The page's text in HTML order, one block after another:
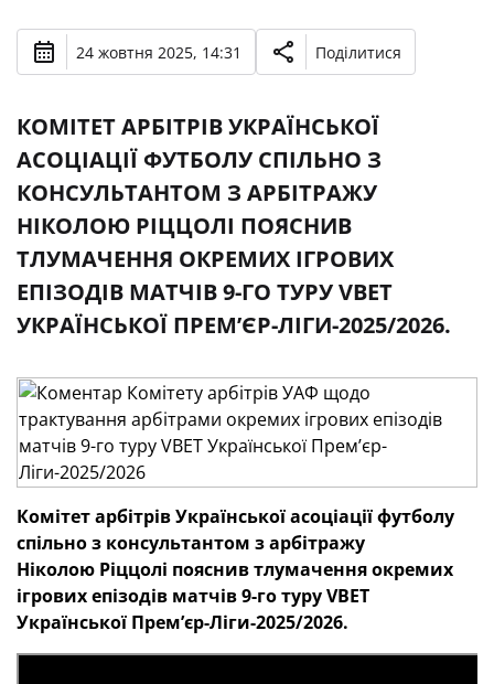
24 жовтня 2025, 14:31 Поділитися
КОМІТЕТ АРБІТРІВ УКРАЇНСЬКОЇ
АСОЦІАЦІЇ ФУТБОЛУ СПІЛЬНО З
КОНСУЛЬТАНТОМ З АРБІТРАЖУ
НІКОЛОЮ РІЦЦОЛІ ПОЯСНИВ
ТЛУМАЧЕННЯ ОКРЕМИХ ІГРОВИХ
ЕПІЗОДІВ МАТЧІВ 9-ГО ТУРУ VBET
УКРАЇНСЬКОЇ ПРЕМʼЄР-ЛІГИ-2025/2026.
Комітет арбітрівУкраїнської асоціації футболу
спільно з консультантом з арбітражу
Ніколою Ріццолі пояснив тлумачення окремих
ігрових епізодів матчів 9-готуруVBET
Української Премʼєр-Ліги-2025/2026.